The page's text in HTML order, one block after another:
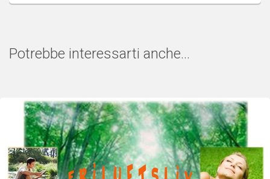
Potrebbe interessarti anche...